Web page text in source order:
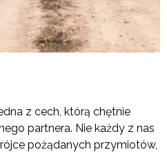
z cech, którą chętnie
partnera. Nie każdy z nas
pożądanych przymiotów,